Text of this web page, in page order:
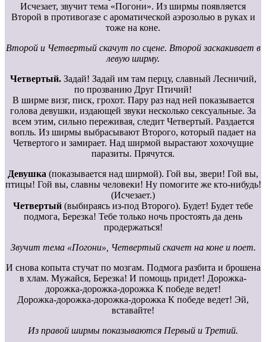
Исчезает, звучит тема «Погони». Из ширмы появляется
Второй в противогазе с ароматической аэрозолью в руках и
тоже на коне.
Второй и Четвертый скачут по сцене. Второй заскакивает в
левую ширму.
Четвертый.Задай! Задай им там перцу, славный Лесничий,
по прозванию Друг Птичий!
В ширме визг, писк, грохот. Пару раз над ней показывается
голова девушки, издающей звуки несколько сексуальные. За
всем этим, сильно переживая, следит Четвертый. Раздается
вопль. Из ширмы выбрасывают Второго, который падает на
Четвертого и замирает. Над ширмой вырастают хохочущие
паразиты. Прячутся.
Девушка (показывается над ширмой). Гой вы, звери! Гой вы,
птицы! Гой вы, славны человеки! Ну помогите же кто-нибудь!
(Исчезает.)
Четвертый (выбираясь из-под Второго). Будет! Будет тебе
подмога, Березка! Тебе только ночь простоять да день
продержаться!
Звучит тема «Погони», Четвертый скачет на коне и поет.
И снова копыта стучат по мозгам. Подмога разбита и брошена
в хлам. Мужайся, Березка! И помощь придет! Дорожка-
дорожка-дорожка-дорожка К победе ведет!
Дорожка-дорожка-дорожка-дорожка К победе ведет! Эй,
вставайте!
Из правой ширмы показываются Первый и Третий.